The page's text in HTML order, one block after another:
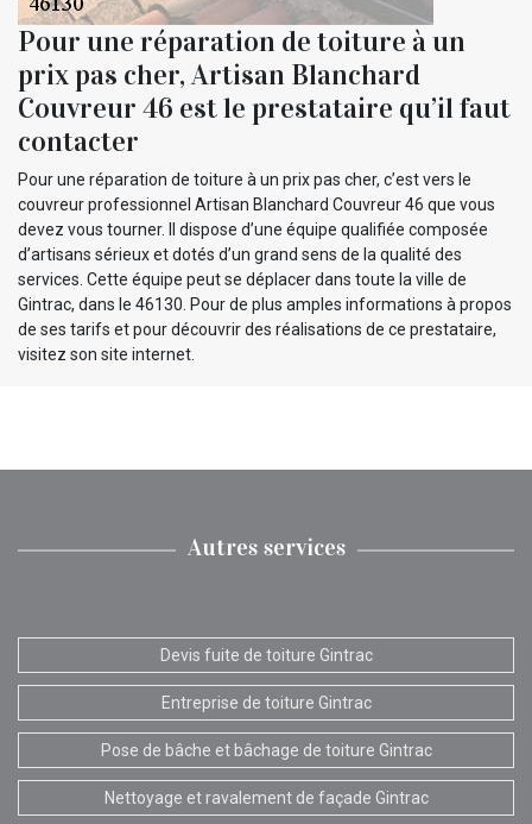
Pour une réparation de toiture à un
prix pas cher, Artisan Blanchard
Couvreur 46 est le prestataire qu’il faut
contacter
Pour une réparation de toiture à un prix pas cher, c’est vers le
couvreur professionnel Artisan Blanchard Couvreur 46 que vous
devez vous tourner. Il dispose d’une équipe qualifiée composée
d’artisans sérieux et dotés d’un grand sens de la qualité des
services. Cette équipe peut se déplacer dans toute la ville de
Gintrac, dans le 46130. Pour de plus amples informations à propos
de ses tarifs et pour découvrir des réalisations de ce prestataire,
visitez son site internet.
Autres services
Devis fuite de toiture Gintrac
Entreprise de toiture Gintrac
Pose de bâche et bâchage de toiture Gintrac
Nettoyage et ravalement de façade Gintrac